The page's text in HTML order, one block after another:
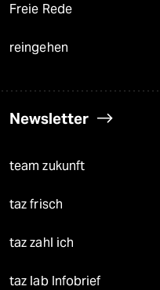
Freie Rede
reingehen
Newsletter
team zukunft
taz frisch
taz zahl ich
taz lab Infobrief